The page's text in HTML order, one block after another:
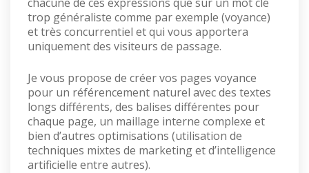
trop généraliste comme par exemple (voyance)
et très concurrentiel et qui vous apportera
uniquement des visiteurs de passage.
Je vous propose de créer vos pages voyance
pour un référencement naturel avec des textes
longs différents, des balises différentes pour
chaque page, un maillage interne complexe et
bien d’autres optimisations (utilisation de
techniques mixtes de marketing et d’intelligence
artificielle entre autres).